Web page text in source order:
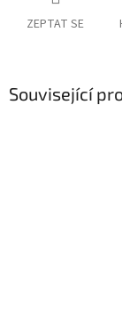
ZEPTAT SE
Související